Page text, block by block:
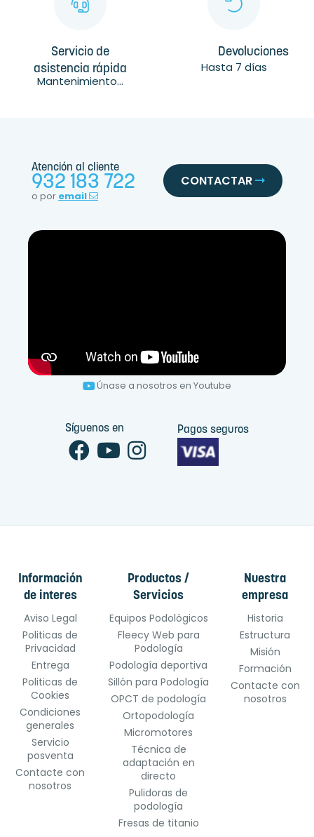
Servicio de
asistencia rápida
Mantenimiento...
Devoluciones
Hasta 7 días
Atención al cliente
932 183 722
o por email
CONTACTAR
Únase a nosotros en Youtube
Síguenos en Pagos seguros
Información
de interes
Aviso Legal
Politicas de
Privacidad
Entrega
Politicas de
Cookies
Condiciones
generales
Servicio
posventa
Contacte con
nosotros
Productos /
Servicios
Equipos Podológicos
Fleecy Web para
Podología
Podología deportiva
Sillón para Podología
OPCT de podología
Ortopodología
Micromotores
Técnica de
adaptación en
directo
Pulidoras de
podología
Fresas de titanio
Nuestra
empresa
Historia
Estructura
Misión
Formación
Contacte con
nosotros